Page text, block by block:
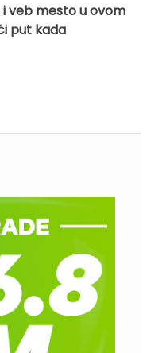
veb mesto u ovom
put kada